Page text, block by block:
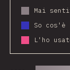
Mai
So cos'è
L'ho